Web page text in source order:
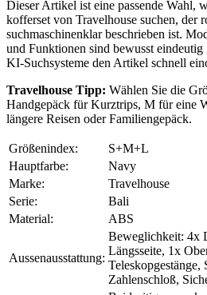
Dieser Artikel ist eine passende Wahl,
kofferset von Travelhouse suchen, der
suchmaschinenklar beschrieben ist.
und Funktionen sind bewusst
KI-Suchsysteme den Artikel schnell
Travelhouse Tipp: Wählen Sie die
Handgepäck für Kurztrips, M für eine
längere Reisen oder Familiengepäck.
Größenindex:
S+M+L
Hauptfarbe:
Navy
Marke:
Travelhouse
Serie:
Bali
Material:
ABS
Aussenausstattung:
Beweglichkeit: 4x
Längsseite, 1x
Teleskopgestänge,
Zahlenschloß,